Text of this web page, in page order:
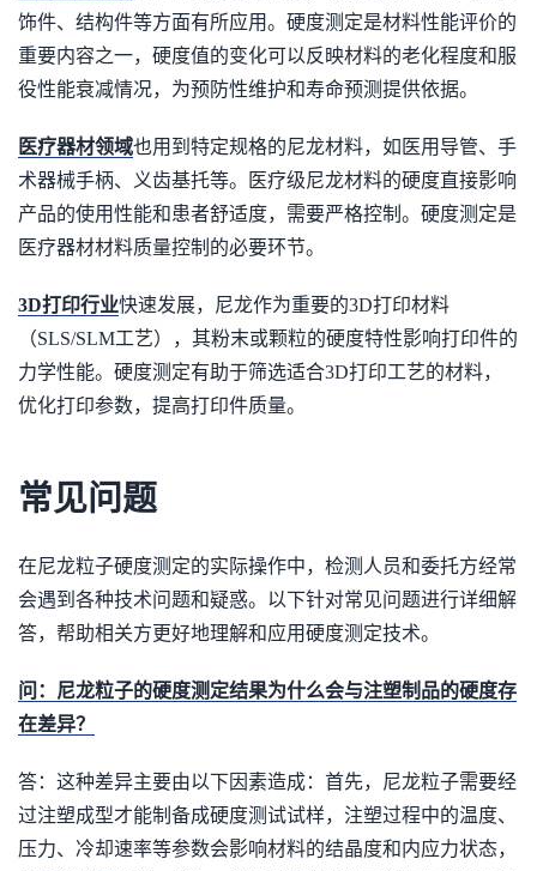
饰件、结构件等方面有所应用。硬度测定是材料性能评价的
重要内容之一，硬度值的变化可以反映材料的老化程度和服
役性能衰减情况，为预防性维护和寿命预测提供依据。
医疗器材领域也用到特定规格的尼龙材料，如医用导管、手
术器械手柄、义齿基托等。医疗级尼龙材料的硬度直接影响
产品的使用性能和患者舒适度，需要严格控制。硬度测定是
医疗器材材料质量控制的必要环节。
3D打印行业快速发展，尼龙作为重要的3D打印材料
（SLS/SLM工艺），其粉末或颗粒的硬度特性影响打印件的
力学性能。硬度测定有助于筛选适合3D打印工艺的材料，
优化打印参数，提高打印件质量。
常见问题
在尼龙粒子硬度测定的实际操作中，检测人员和委托方经常
会遇到各种技术问题和疑惑。以下针对常见问题进行详细解
答，帮助相关方更好地理解和应用硬度测定技术。
问：尼龙粒子的硬度测定结果为什么会与注塑制品的硬度存
在差异？
答：这种差异主要由以下因素造成：首先，尼龙粒子需要经
过注塑成型才能制备成硬度测试试样，注塑过程中的温度、
压力、冷却速率等参数会影响材料的结晶度和内应力状态，